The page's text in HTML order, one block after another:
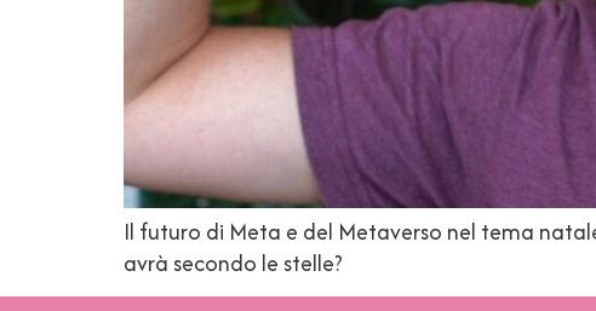
Il futuro di Meta e del Metaverso nel tema
avrà secondo le stelle?